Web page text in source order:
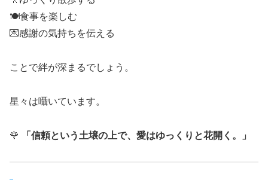
🍽食事を楽しむ
💌感謝の気持ちを伝える
ことで絆が深まるでしょう。
星々は囁いています。
🌹 「信頼という土壌の上で、愛はゆっくりと花開く。」